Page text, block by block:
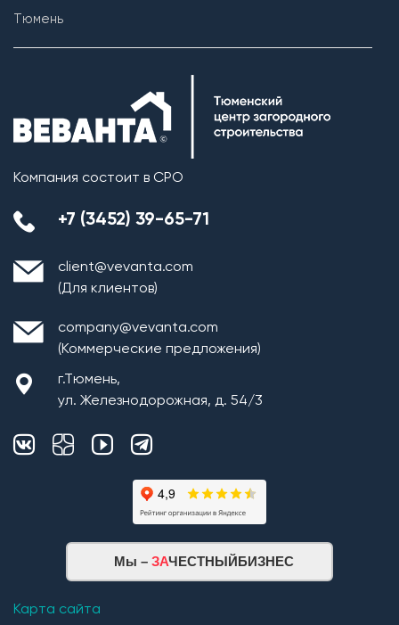
Тюмень
Компания состоит в СРО
+7 (3452) 39-65-71
client@vevanta.com
(Для клиентов)
company@vevanta.com
(Коммерческие предложения)
г.Тюмень,
ул. Железнодорожная, д. 54/3
Мы – ЗАЧЕСТНЫЙБИЗНЕС
Карта сайта